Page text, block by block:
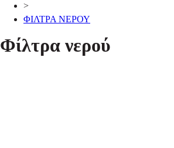
>
ΦΙΛΤΡΑ ΝΕΡΟΥ
Φίλτρα νερού